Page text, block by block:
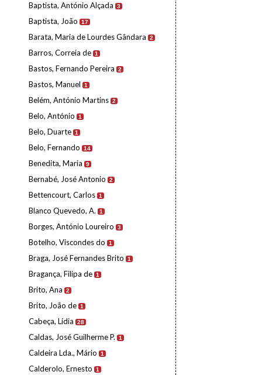
Baptista, António Alçada 3
Baptista, João 17
Barata, Maria de Lourdes Gândara 2
Barros, Correia de 1
Bastos, Fernando Pereira 2
Bastos, Manuel 1
Belém, António Martins 2
Belo, António 1
Belo, Duarte 1
Belo, Fernando 14
Benedita, Maria 9
Bernabé, José Antonio 2
Bettencourt, Carlos 1
Blanco Quevedo, A. 1
Borges, António Loureiro 3
Botelho, Viscondes do 1
Braga, José Fernandes Brito 1
Bragança, Filipa de 1
Brito, Ana 2
Brito, João de 1
Cabeça, Lídia 28
Caldas, José Guilherme P. 1
Caldeira Lda., Mário 1
Calderolo, Ernesto 1